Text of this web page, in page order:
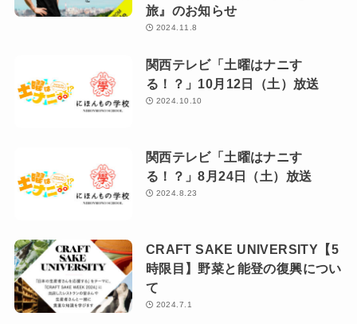
旅』のお知らせ
2024.11.8
関西テレビ「土曜はナニす
る！？」10月12日（土）放送
2024.10.10
関西テレビ「土曜はナニす
る！？」8月24日（土）放送
2024.8.23
CRAFT SAKE UNIVERSITY【5
時限目】野菜と能登の復興につい
て
2024.7.1